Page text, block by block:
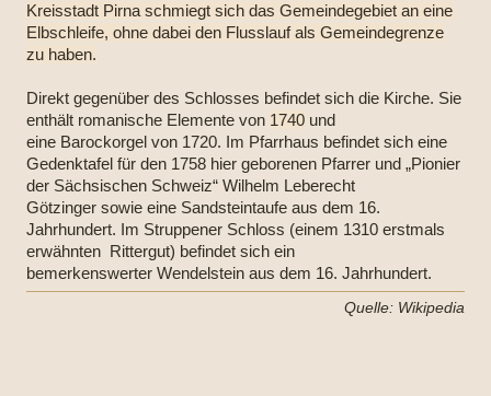
Kreisstadt Pirna schmiegt sich das Gemeindegebiet an eine
Elbschleife, ohne dabei den Flusslauf als Gemeindegrenze
zu haben.
Direkt gegenüber des Schlosses befindet sich die Kirche. Sie
enthält romanische Elemente von 1740 und
eine Barockorgel von 1720. Im Pfarrhaus befindet sich eine
Gedenktafel für den 1758 hier geborenen Pfarrer und „Pionier
der Sächsischen Schweiz“ Wilhelm Leberecht
Götzinger sowie eine Sandsteintaufe aus dem 16.
Jahrhundert. Im Struppener Schloss (einem 1310 erstmals
erwähnten Rittergut) befindet sich ein
bemerkenswerter Wendelstein aus dem 16. Jahrhundert.
Quelle: Wikipedia